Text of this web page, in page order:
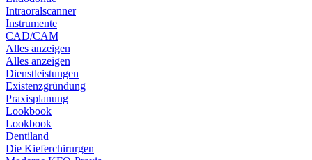
Intraoralscanner
Instrumente
CAD/CAM
Alles anzeigen
Alles anzeigen
Dienstleistungen
Existenzgründung
Praxisplanung
Lookbook
Lookbook
Dentiland
Die Kieferchirurgen